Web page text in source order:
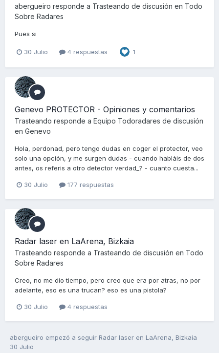
abergueiro responde a Trasteando de discusión en Todo
Sobre Radares
Pues si
30 Julio 4 respuestas 1
Genevo PROTECTOR - Opiniones y comentarios
Trasteando responde a Equipo Todoradares de discusión
en Genevo
Hola, perdonad, pero tengo dudas en coger el protector, veo
solo una opción, y me surgen dudas - cuando habláis de dos
antes, os referis a otro detector verdad_? - cuanto cuesta...
30 Julio 177 respuestas
Radar laser en LaArena, Bizkaia
Trasteando responde a Trasteando de discusión en Todo
Sobre Radares
Creo, no me dio tiempo, pero creo que era por atras, no por
adelante, eso es una trucan? eso es una pistola?
30 Julio 4 respuestas
abergueiro empezó a seguir Radar laser en LaArena, Bizkaia
30 Julio